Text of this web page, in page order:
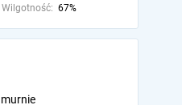
Wilgotność: 67%